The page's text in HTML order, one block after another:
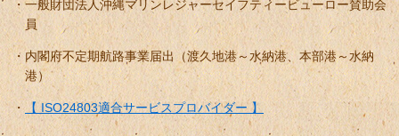
一般財団法人沖縄マリンレジャーセイフティービューロー賛助会
員
内閣府不定期航路事業届出（渡久地港～水納港、本部港～水納
港）
【 ISO24803適合サービスプロバイダー 】